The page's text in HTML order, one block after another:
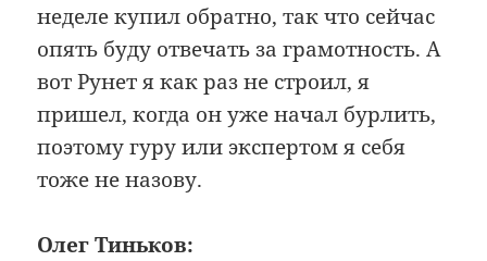
неделе купил обратно, так что сейчас
опять буду отвечать за грамотность. А
вот Рунет я как раз не строил, я
пришел, когда он уже начал бурлить,
поэтому гуру или экспертом я себя
тоже не назову.
Олег Тиньков: